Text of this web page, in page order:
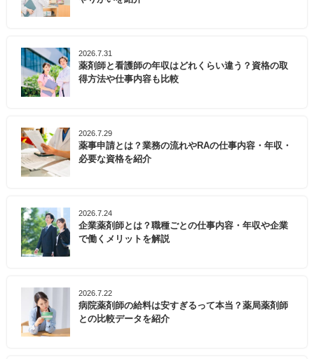
2026.7.31
薬剤師と看護師の年収はどれくらい違う？資格の取
得方法や仕事内容も比較
2026.7.29
薬事申請とは？業務の流れやRAの仕事内容・年収・
必要な資格を紹介
2026.7.24
企業薬剤師とは？職種ごとの仕事内容・年収や企業
で働くメリットを解説
2026.7.22
病院薬剤師の給料は安すぎるって本当？薬局薬剤師
との比較データを紹介